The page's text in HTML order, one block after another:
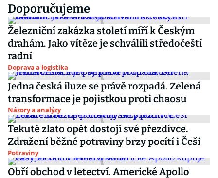
Doporučujeme
Železniční zakázka století míří k Českým
drahám. Jako vítěze je schválili středočeští
radní
Doprava a logistika
Jedna česká iluze se právě rozpadá. Zelená
transformace je pojistkou proti chaosu
Názory a analýzy
Tekuté zlato opět dostojí své přezdívce.
Zdražení běžné potraviny brzy pocítí i Češi
Potraviny
Obří obchod v letectví. Americké Apollo